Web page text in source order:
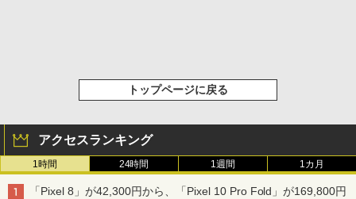
トップページに戻る
アクセスランキング
1時間 24時間 1週間 1カ月
「Pixel 8」が42,300円から、「Pixel 10 Pro Fold」が169,800円